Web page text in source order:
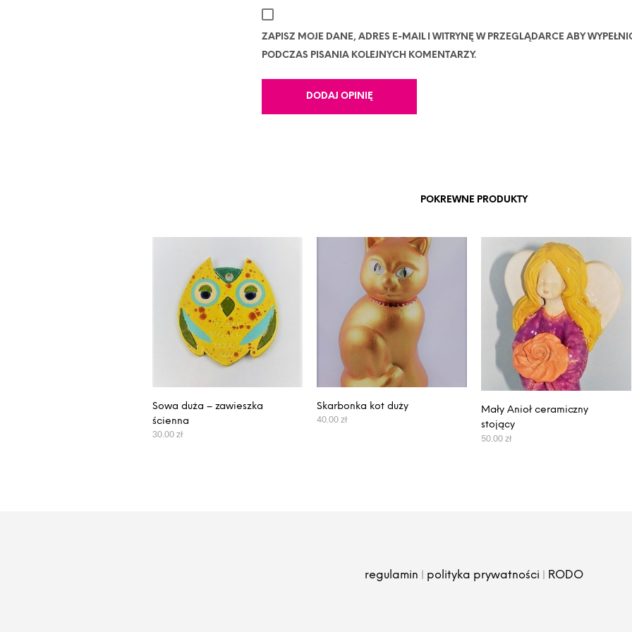
ZAPISZ MOJE DANE, ADRES E-MAIL I WITRYNĘ W PRZEGLĄDARCE ABY
PODCZAS PISANIA KOLEJNYCH KOMENTARZY.
POKREWNE PRODUKTY
Sowa duża – zawieszka
ścienna
30.00zł
Skarbonka kot duży
40.00zł
Mały Anioł ceramiczny
stojący
50.00zł
regulamin | polityka prywatności | RODO